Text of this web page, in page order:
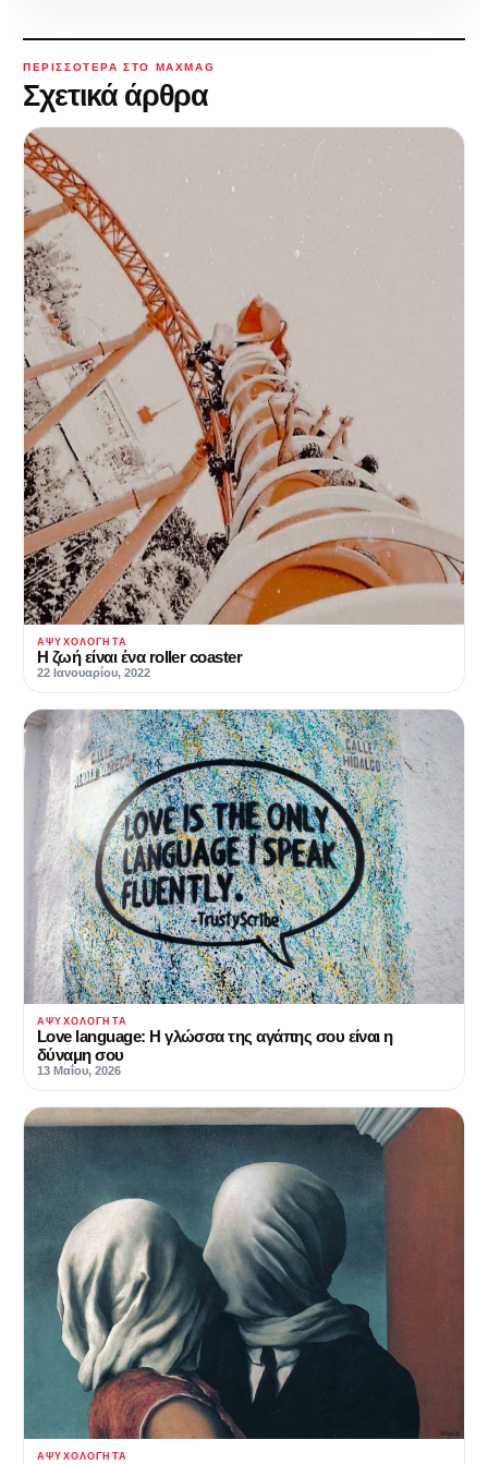
ΠΕΡΙΣΣΌΤΕΡΑ ΣΤΟ MAXMAG
Σχετικά άρθρα
ΑΨΥΧΟΛΌΓΗΤΑ
Η ζωή είναι ένα roller coaster
22 Ιανουαρίου, 2022
ΑΨΥΧΟΛΌΓΗΤΑ
Love language: Η γλώσσα της αγάπης σου είναι η
δύναμη σου
13 Μαΐου, 2026
ΑΨΥΧΟΛΌΓΗΤΑ